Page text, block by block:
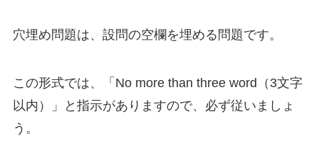
穴埋め問題は、設問の空欄を埋める問題です。
この形式では、「No more than three word（3文字
以内）」と指示がありますので、必ず従いましょ
う。